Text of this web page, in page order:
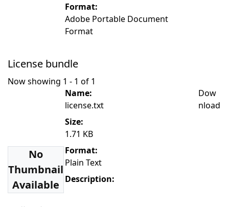
Format:
Adobe Portable Document
Format
License bundle
Now showing 1 - 1 of 1
No
Thumbnail
Available
Name:
license.txt
Size:
1.71 KB
Format:
Plain Text
Description:
Dow
nload